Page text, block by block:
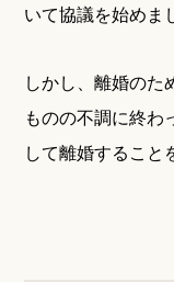
いて協議を始めま
しかし、離婚のた
ものの不調に終わ
して離婚すること